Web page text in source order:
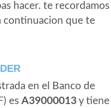
hacer. te recordamos
continuacion que te
en el Banco de
es A39000013y tiene